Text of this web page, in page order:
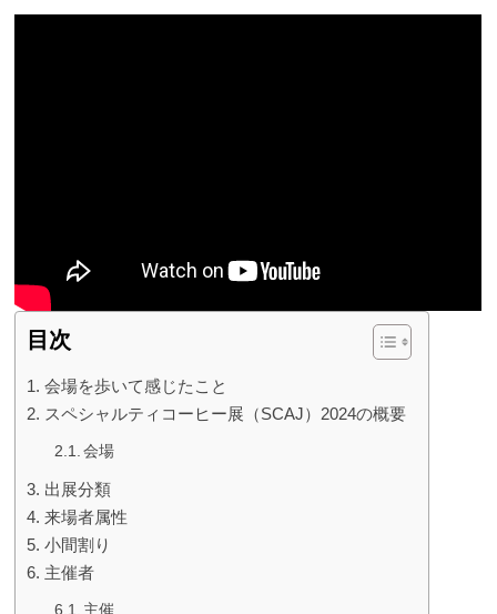
目次
会場を歩いて感じたこと
スペシャルティコーヒー展（SCAJ）2024の概要
会場
出展分類
来場者属性
小間割り
主催者
主催